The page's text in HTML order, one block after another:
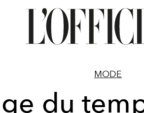
MODE
du